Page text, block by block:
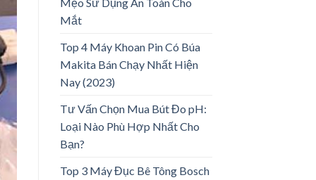
Mắt
Top 4 Máy Khoan Pin Có Búa
Makita Bán Chạy Nhất Hiện
Nay (2023)
Tư Vấn Chọn Mua Bút Đo pH:
Loại Nào Phù Hợp Nhất Cho
Bạn?
Top 3 Máy Đục Bê Tông Bosch